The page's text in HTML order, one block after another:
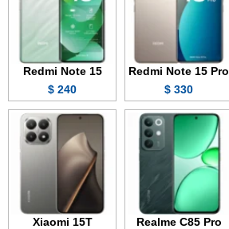
Redmi Note 15 Pro
330 $
Redmi Note 15
240 $
Realme C85 Pro
Xiaomi 15T